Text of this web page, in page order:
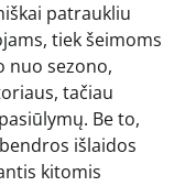
patraukliu
tiek šeimoms
nuo sezono,
tačiau
Be to,
išlaidos
kitomis